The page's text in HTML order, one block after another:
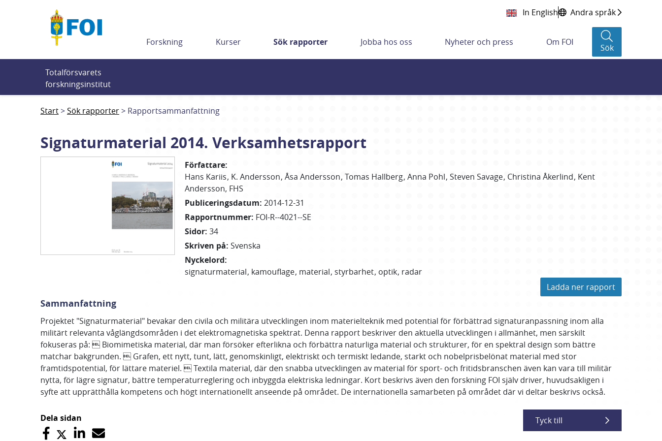
In English Andra språk
Forskning Kurser Sök rapporter Jobba hos oss Nyheter och press Om FOI
Sök
Totalförsvarets
forskningsinstitut
Start Sök rapporter Rapportsammanfattning
Signaturmaterial 2014. Verksamhetsrapport
Författare:
Hans Kariis K. Andersson Åsa Andersson Tomas Hallberg Anna Pohl Steven Savage Christina Åkerlind Kent
Andersson, FHS
Publiceringsdatum: 2014-12-31
Rapportnummer: FOI-R--4021--SE
Sidor: 34
Skriven på: Svenska
Nyckelord:
signaturmaterial kamouflage material styrbarhet optik radar
Ladda ner rapport
Sammanfattning
Projektet "Signaturmaterial" bevakar den civila och militära utvecklingen inom materielteknik med potential för förbättrad signaturanpassning inom alla
militärt relevanta våglängdsområden i det elektromagnetiska spektrat. Denna rapport beskriver den aktuella utvecklingen i allmänhet, men särskilt
fokuseras på:  Biomimetiska material, där man försöker efterlikna och förbättra naturliga material och strukturer, för en spektral design som bättre
matchar bakgrunden.  Grafen, ett nytt, tunt, lätt, genomskinligt, elektriskt och termiskt ledande, starkt och nobelprisbelönat material med stor
framtidspotential, för lättare materiel.  Textila material, där den snabba utvecklingen av material för sport- och fritidsbranschen även kan vara till militär
nytta, för lägre signatur, bättre temperaturreglering och inbyggda elektriska ledningar. Kort beskrivs även den forskning FOI själv driver, huvudsakligen i
syfte att upprätthålla kompetens och högt internationellt anseende på området. De internationella samarbeten på området där vi deltar beskrivs också.
Dela sidan Tyck till